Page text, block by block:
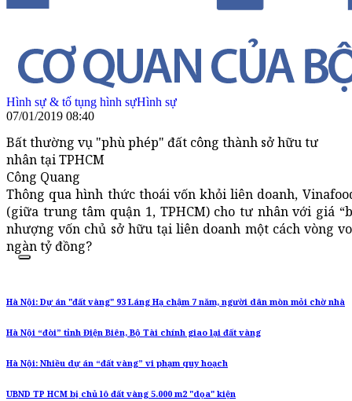
Hình sự & tố tụng hình sựHình sự
07/01/2019 08:40
Bất thường vụ "phù phép" đất công thành sở hữu tư
nhân tại TPHCM
Công Quang
Thông qua hình thức thoái vốn khỏi liên doanh,
(giữa trung tâm quận 1, TPHCM) cho tư nhân với giá
nhượng vốn chủ sở hữu tại liên doanh một cách vòng
ngàn tỷ đồng?
Hà Nội: Dự án "đất vàng" 93 Láng Hạ chậm 7 năm, người dân mòn mỏi chờ nhà
Hà Nội “đòi” tỉnh Điện Biên, Bộ Tài chính giao lại đất vàng
Hà Nội: Nhiều dự án “đất vàng” vi phạm quy hoạch
UBND TP HCM bị chủ lô đất vàng 5.000 m2 "dọa" kiện